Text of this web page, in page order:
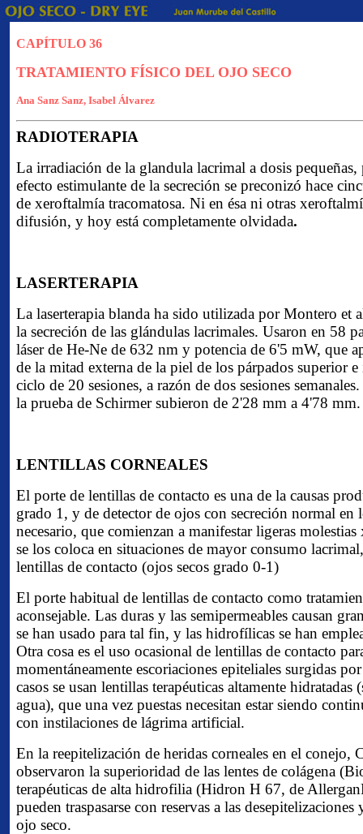
CAPÍTULO 36
TRATAMIENTO FÍSICO DEL OJO SECO
Ana Sanz Sanz, Isabel Álvarez
RADIOTERAPIA
La irradiación de la glandula lacrimal a dosis pequeñas,
efecto estimulante de la secreción se preconizó hace
de xeroftalmía tracomatosa. Ni en ésa ni otras
difusión, y hoy está completamente olvidada.
LASERTERAPIA
La laserterapia blanda ha sido utilizada por Montero et
la secreción de las glándulas lacrimales. Usaron en 58
láser de He-Ne de 632 nm y potencia de 6'5 mW, que
de la mitad externa de la piel de los párpados superior
ciclo de 20 sesiones, a razón de dos sesiones
la prueba de Schirmer subieron de 2'28 mm a 4'78 mm.
LENTILLAS CORNEALES
El porte de lentillas de contacto es una de la causas
grado 1, y de detector de ojos con secreción normal en
necesario, que comienzan a manifestar ligeras
se los coloca en situaciones de mayor consumo
lentillas de contacto (ojos secos grado 0-1)
El porte habitual de lentillas de contacto como
aconsejable. Las duras y las semipermeables causan
se han usado para tal fin, y las hidrofílicas se han
Otra cosa es el uso ocasional de lentillas de contacto
momentáneamente escoriaciones epiteliales surgidas
casos se usan lentillas terapéuticas altamente hidratadas
agua), que una vez puestas necesitan estar siendo
con instilaciones de lágrima artificial.
En la reepitelización de heridas corneales en el conejo,
observaron la superioridad de las lentes de colágena
terapéuticas de alta hidrofilia (Hidron H 67, de
pueden traspasarse con reservas a las
ojo seco.